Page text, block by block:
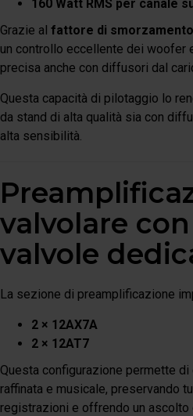
160 Watt RMS per canale
Grazie al fattore di
un controllo eccellente dei woofer
precisa anche con diffusori dal
Questa capacità di pilotaggio lo
da stand di alta qualità sia con
alta sensibilità.
valvolare
valvole
La sezione di preamplificazione
2 × 12AX7A
2 × 12AT7
Questa configurazione permette
raffinata e musicale, preservando
registrazioni e offrendo un ascolto